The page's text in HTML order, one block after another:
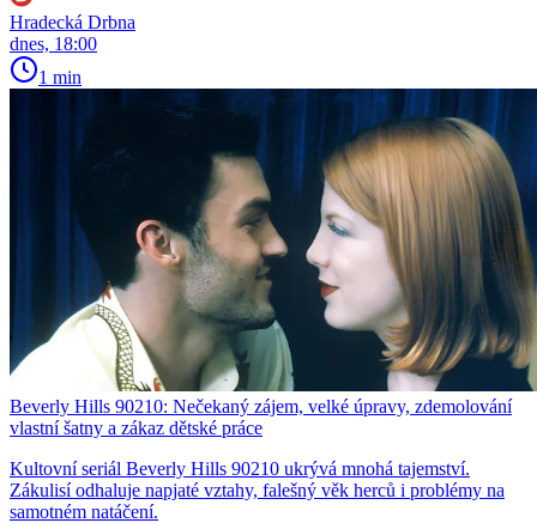
Hradecká Drbna
dnes, 18:00
1 min
Beverly Hills 90210: Nečekaný zájem, velké úpravy, zdemolování
vlastní šatny a zákaz dětské práce
Kultovní seriál Beverly Hills 90210 ukrývá mnohá tajemství.
Zákulisí odhaluje napjaté vztahy, falešný věk herců i problémy na
samotném natáčení.